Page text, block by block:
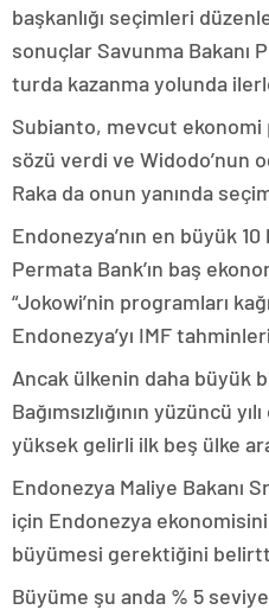
başkanlığı seçimleri
sonuçlar Savunma Bakanı
turda kazanma yolunda
Subianto, mevcut ekonomi
sözü verdi ve Widodo’nun
Raka da onun yanında
Endonezya’nın en büyük
Permata Bank’ın baş
“Jokowi’nin programları
Endonezya’yı IMF
Ancak ülkenin daha büyük
Bağımsızlığının yüzüncü
yüksek gelirli ilk beş ülke
Endonezya Maliye Bakanı
için Endonezya
büyümesi gerektiğini
Büyüme şu anda % 5